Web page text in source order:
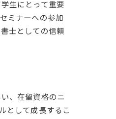
生にとって重要
ミナーへの参加
士としての信頼
、在留資格のニ
として成長するこ